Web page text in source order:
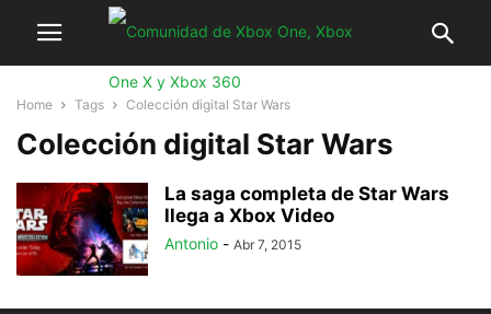
Home Tags Colección digital Star Wars
Colección digital Star Wars
La saga completa de Star Wars
llega a Xbox Video
Antonio - Abr 7, 2015